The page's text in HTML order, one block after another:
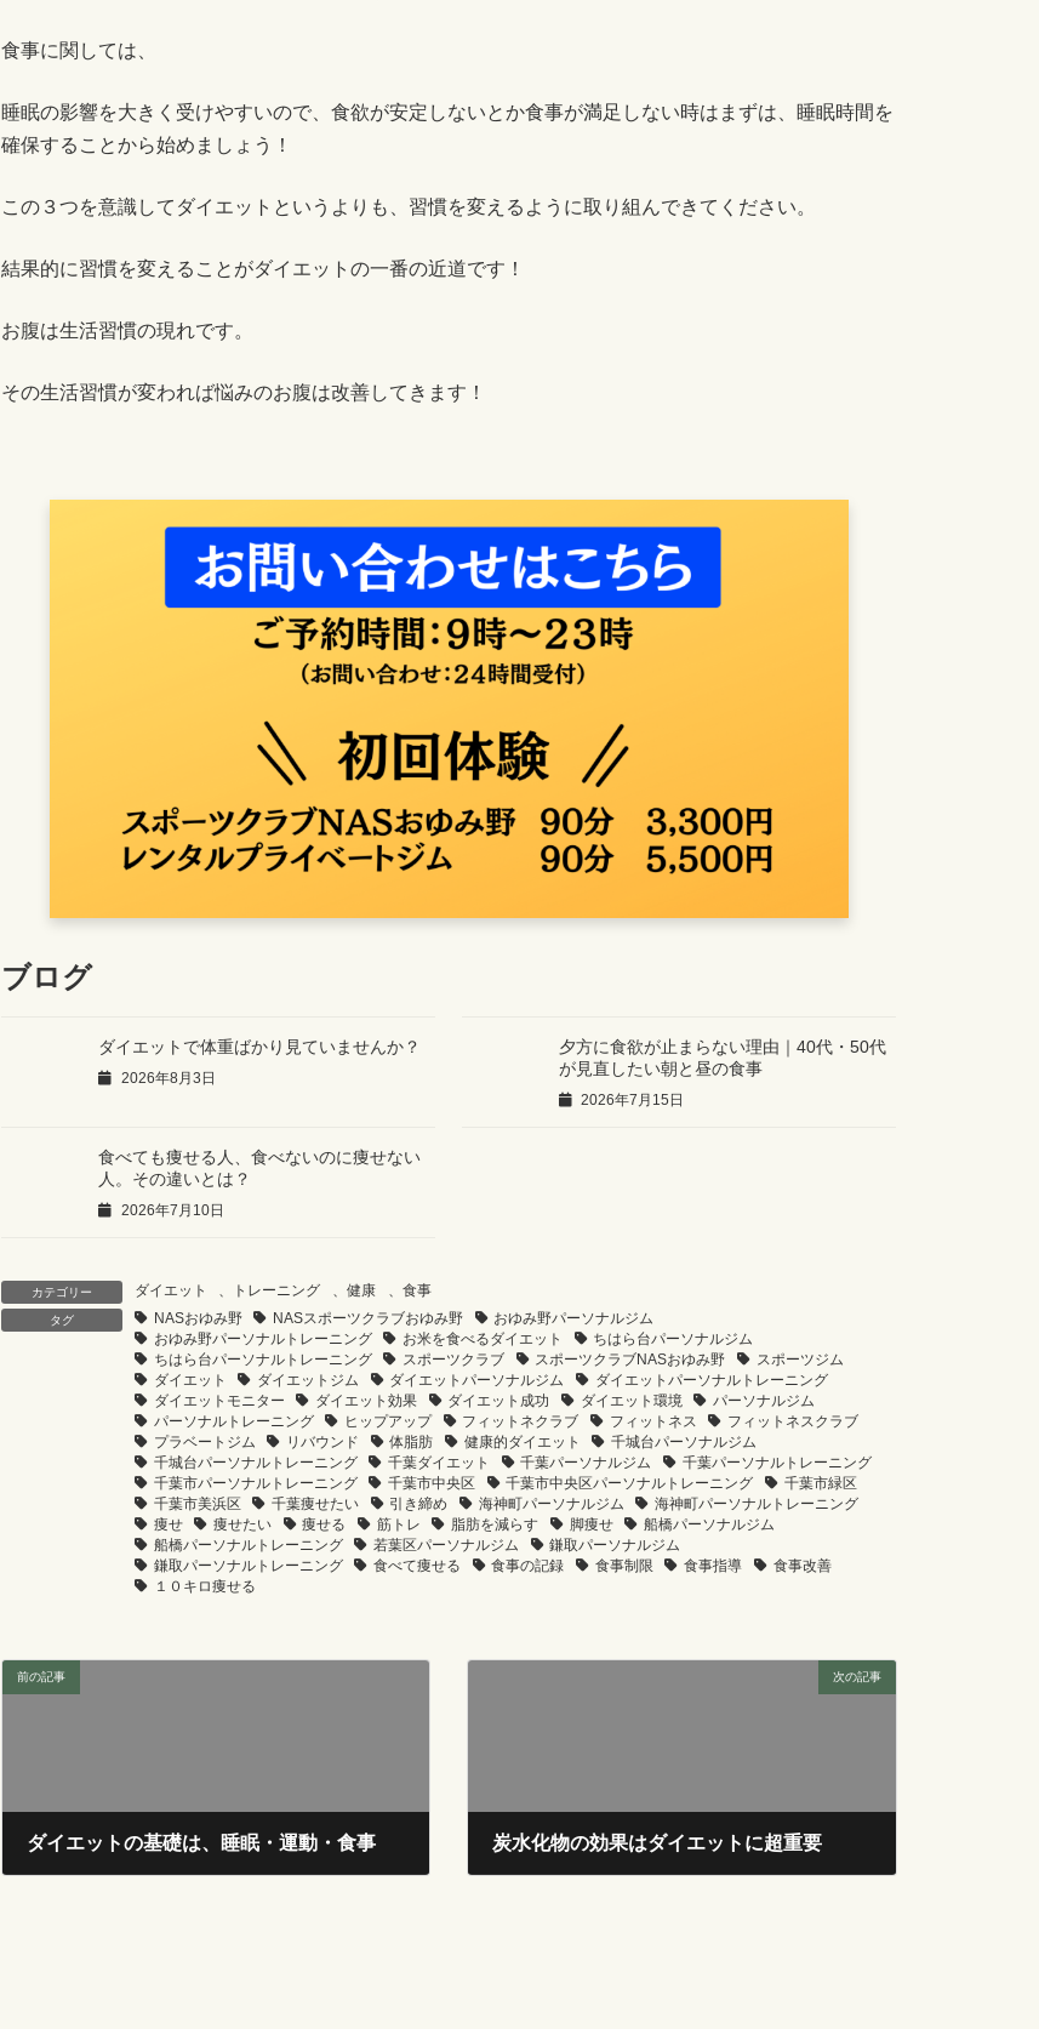
食事に関しては、
睡眠の影響を大きく受けやすいので、食欲が安定しないとか食事が満足しない時はまずは、睡眠時間を
確保することから始めましょう！
この３つを意識してダイエットというよりも、習慣を変えるように取り組んできてください。
結果的に習慣を変えることがダイエットの一番の近道です！
お腹は生活習慣の現れです。
その生活習慣が変われば悩みのお腹は改善してきます！
ブログ
ダイエットで体重ばかり見ていませんか？
2026年8月3日
夕方に食欲が止まらない理由｜40代・50代
が見直したい朝と昼の食事
2026年7月15日
食べても痩せる人、食べないのに痩せない
人。その違いとは？
2026年7月10日
カテゴリー ダイエット トレーニング 健康 食事
タグ NASおゆみ野 NASスポーツクラブおゆみ野
おゆみ野パーソナルジム
おゆみ野パーソナルトレーニング
お米を食べるダイエット
ちはら台パーソナルジム
ちはら台パーソナルトレーニング
スポーツクラブ スポーツクラブNASおゆみ野
スポーツジム
ダイエット
ダイエットジム ダイエットパーソナルジム
ダイエットパーソナルトレーニング
ダイエットモニター
ダイエット効果 ダイエット成功 ダイエット環境
パーソナルジム
パーソナルトレーニング
ヒップアップ フィットネクラブ フィットネス
フィットネスクラブ
プラベートジム
リバウンド 体脂肪 健康的ダイエット
千城台パーソナルジム
千城台パーソナルトレーニング
千葉ダイエット 千葉パーソナルジム
千葉パーソナルトレーニング
千葉市パーソナルトレーニング
千葉市中央区 千葉市中央区パーソナルトレーニング
千葉市緑区
千葉市美浜区
千葉痩せたい 引き締め 海神町パーソナルジム
海神町パーソナルトレーニング
痩せ
痩せたい 痩せる 筋トレ 脂肪を減らす 脚痩せ
船橋パーソナルジム
船橋パーソナルトレーニング
若葉区パーソナルジム
鎌取パーソナルジム
鎌取パーソナルトレーニング
食べて痩せる 食事の記録 食事制限 食事指導
食事改善
１０キロ痩せる
前の記事
ダイエットの基礎は、睡眠・運動・食事
次の記事
炭水化物の効果はダイエットに超重要